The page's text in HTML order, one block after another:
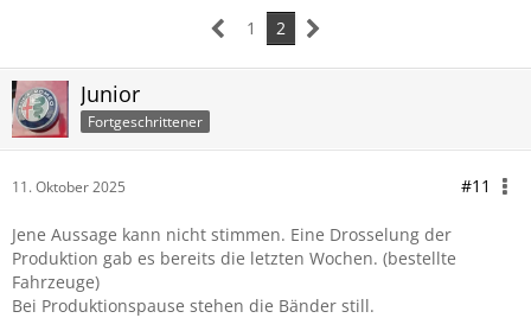
1
2
Junior
Fortgeschrittener
11. Oktober 2025 #11
Jene Aussage kann nicht stimmen. Eine Drosselung der
Produktion gab es bereits die letzten Wochen. (bestellte
Fahrzeuge)
Bei Produktionspause stehen die Bänder still.